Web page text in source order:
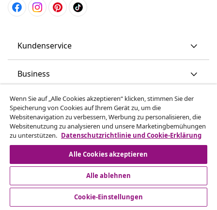
Kundenservice
Business
vidaXL
Mehr entdecken
© 2008-2026 vidaXL www.vidaxl.ch ist eine Website von TM
Wenn Sie auf „Alle Cookies akzeptieren“ klicken, stimmen Sie der
Speicherung von Cookies auf Ihrem Gerät zu, um die
Websitenavigation zu verbessern, Werbung zu personalisieren, die
Websitenutzung zu analysieren und unsere Marketingbemühungen
zu unterstützen. Datenschutzrichtlinie und Cookie-Erklärung
Alle Cookies akzeptieren
Alle ablehnen
Cookie-Einstellungen